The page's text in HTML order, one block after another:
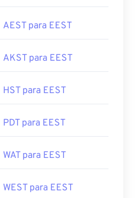
AEST para EEST
AKST para EEST
HST para EEST
PDT para EEST
WAT para EEST
WEST para EEST